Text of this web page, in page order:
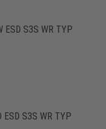
ESD S3S WR TYP
S3S WR TYP